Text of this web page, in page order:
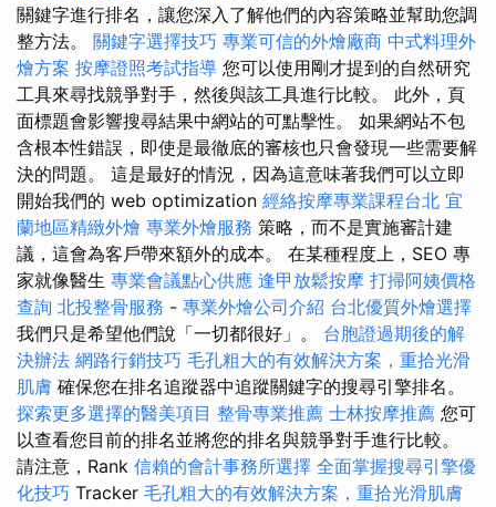
關鍵字進行排名，讓您深入了解他們的內容策略並幫助您調
整方法。 關鍵字選擇技巧 專業可信的外燴廠商 中式料理外
燴方案 按摩證照考試指導 您可以使用剛才提到的自然研究
工具來尋找競爭對手，然後與該工具進行比較。 此外，頁
面標題會影響搜尋結果中網站的可點擊性。 如果網站不包
含根本性錯誤，即使是最徹底的審核也只會發現一些需要解
決的問題。 這是最好的情況，因為這意味著我們可以立即
開始我們的 web optimization 經絡按摩專業課程台北 宜
蘭地區精緻外燴 專業外燴服務 策略，而不是實施審計建
議，這會為客戶帶來額外的成本。 在某種程度上，SEO 專
家就像醫生 專業會議點心供應 逢甲放鬆按摩 打掃阿姨價格
查詢 北投整骨服務 - 專業外燴公司介紹 台北優質外燴選擇
我們只是希望他們說「一切都很好」。 台胞證過期後的解
決辦法 網路行銷技巧 毛孔粗大的有效解決方案，重拾光滑
肌膚 確保您在排名追蹤器中追蹤關鍵字的搜尋引擎排名。
探索更多選擇的醫美項目 整骨專業推薦 士林按摩推薦 您可
以查看您目前的排名並將您的排名與競爭對手進行比較。
請注意，Rank 信賴的會計事務所選擇 全面掌握搜尋引擎優
化技巧 Tracker 毛孔粗大的有效解決方案，重拾光滑肌膚